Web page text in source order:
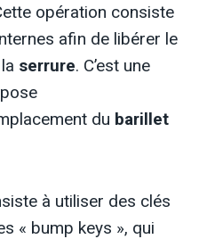
opération consiste
afin de libérer le
serrure. C’est une
du barillet
à utiliser des clés
« bump keys », qui